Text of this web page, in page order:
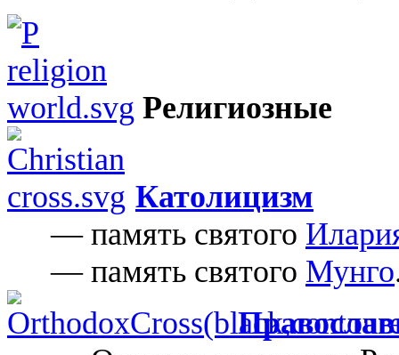
Религиозные
Католицизм
— память святого
— память святого Мунго